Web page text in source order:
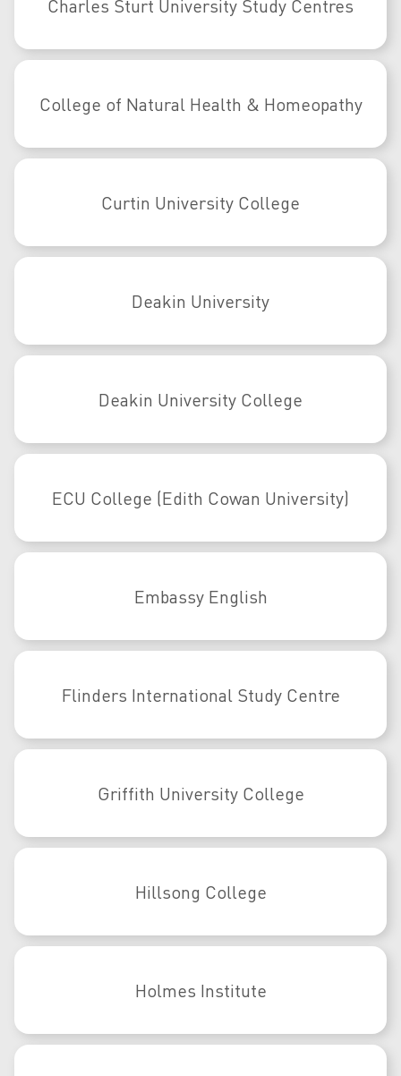
Charles Sturt University Study Centres
College of Natural Health & Homeopathy
Curtin University College
Deakin University
Deakin University College
ECU College (Edith Cowan University)
Embassy English
Flinders International Study Centre
Griffith University College
Hillsong College
Holmes Institute